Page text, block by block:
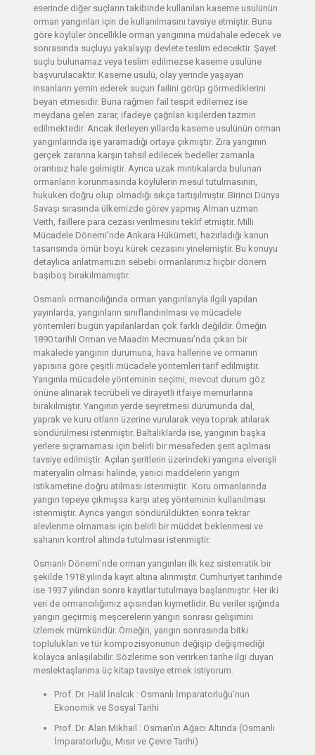
eserinde diğer suçların takibinde kullanılan kaseme usulünün
orman yangınları için de kullanılmasını tavsiye etmiştir. Buna
göre köylüler öncellikle orman yangınına müdahale edecek ve
sonrasında suçluyu yakalayıp devlete teslim edecektir. Şayet
suçlu bulunamaz veya teslim edilmezse kaseme usulüne
başvurulacaktır. Kaseme usulü, olay yerinde yaşayan
insanların yemin ederek suçun failini görüp görmediklerini
beyan etmesidir. Buna rağmen fail tespit edilemez ise
meydana gelen zarar, ifadeye çağrılan kişilerden tazmin
edilmektedir. Ancak ilerleyen yıllarda kaseme usulünün orman
yangınlarında işe yaramadığı ortaya çıkmıştır. Zira yangının
gerçek zararına karşın tahsil edilecek bedeller zamanla
orantısız hale gelmiştir. Ayrıca uzak mıntıkalarda bulunan
ormanların korunmasında köylülerin mesul tutulmasının,
hukuken doğru olup olmadığı sıkça tartışılmıştır. Birinci Dünya
Savaşı sırasında ülkemizde görev yapmış Alman uzman
Veith, faillere para cezası verilmesini teklif etmiştir. Milli
Mücadele Dönemi’nde Ankara Hükümeti, hazırladığı kanun
tasarısında ömür boyu kürek cezasını yinelemiştir. Bu konuyu
detaylıca anlatmamızın sebebi ormanlarımız hiçbir dönem
başıboş bırakılmamıştır.
Osmanlı ormancılığında orman yangınlarıyla ilgili yapılan
yayınlarda, yangınların sınıflandırılması ve mücadele
yöntemleri bugün yapılanlardan çok farklı değildir. Örneğin
1890 tarihli Orman ve Maadin Mecmuası’nda çıkan bir
makalede yangının durumuna, hava hallerine ve ormanın
yapısına göre çeşitli mücadele yöntemleri tarif edilmiştir.
Yangınla mücadele yönteminin seçimi, mevcut durum göz
önüne alınarak tecrübeli ve dirayetli itfaiye memurlarına
bırakılmıştır. Yangının yerde seyretmesi durumunda dal,
yaprak ve kuru otların üzerine vurularak veya toprak atılarak
söndürülmesi istenmiştir. Baltalıklarda ise, yangının başka
yerlere sıçramaması için belirli bir mesafeden şerit açılması
tavsiye edilmiştir. Açılan şeritlerin üzerindeki yangına elverişli
materyalin olması halinde, yanıcı maddelerin yangın
istikametine doğru atılması istenmiştir. Koru ormanlarında
yangın tepeye çıkmışsa karşı ateş yönteminin kullanılması
istenmiştir. Ayrıca yangın söndürüldükten sonra tekrar
alevlenme olmaması için belirli bir müddet beklenmesi ve
sahanın kontrol altında tutulması istenmiştir.
Osmanlı Dönemi’nde orman yangınları ilk kez sistematik bir
şekilde 1918 yılında kayıt altına alınmıştır. Cumhuriyet tarihinde
ise 1937 yılından sonra kayıtlar tutulmaya başlanmıştır. Her iki
veri de ormancılığımız açısından kıymetlidir. Bu veriler ışığında
yangın geçirmiş meşcerelerin yangın sonrası gelişimini
izlemek mümkündür. Örneğin, yangın sonrasında bitki
toplulukları ve tür kompozisyonunun değişip değişmediği
kolayca anlaşılabilir. Sözlerime son verirken tarihe ilgi duyan
meslektaşlarıma üç kitap tavsiye etmek istiyorum.
Prof. Dr. Halil İnalcık : Osmanlı İmparatorluğu’nun
Ekonomik ve Sosyal Tarihi
Prof. Dr. Alan Mikhail : Osman’ın Ağacı Altında (Osmanlı
İmparatorluğu, Mısır ve Çevre Tarihi)